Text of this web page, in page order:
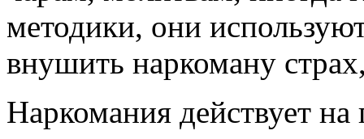
методики, они
внушить наркоману
Наркомания действует